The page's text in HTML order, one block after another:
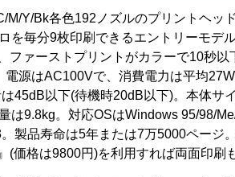
M/Y/Bk各色192ノズルのプリントヘッ
を毎分9枚印刷できるエントリーモデ
ファーストプリントがカラーで10秒以
電源はAC100Vで、消費電力は平均
45dB以下(待機時20dB以下)。本体サ
は9.8kg。対応OSはWindows 95/98/
製品寿命は5年または7万5000ページ
(価格は9800円)を利用すれば両面印刷